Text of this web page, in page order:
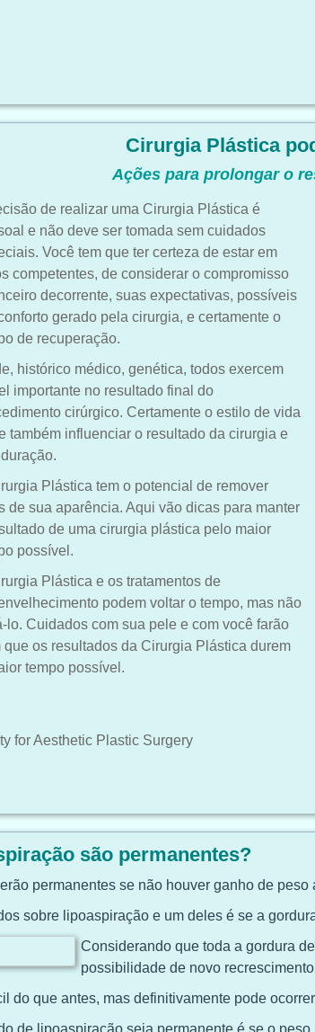
Cirurgia Plástica
Ações para prolongar o
de realizar uma Cirurgia Plástica é
e não deve ser tomada sem cuidados
Você tem que ter certeza de estar em
competentes, de considerar o compromisso
decorrente, suas expectativas, possíveis
gerado pela cirurgia, e certamente o
de recuperação.
histórico médico, genética, todos exercem
importante no resultado final do
cirúrgico. Certamente o estilo de vida
também influenciar o resultado da cirurgia e
Plástica tem o potencial de remover
de sua aparência. Aqui vão dicas para manter
de uma cirurgia plástica pelo maior
possível.
Plástica e os tratamentos de
podem voltar o tempo, mas não
lo. Cuidados com sua pele e com você farão
que os resultados da Cirurgia Plástica durem
tempo possível.
for Aesthetic Plastic Surgery
são permanentes?
permanentes se não houver ganho de peso
sobre lipoaspiração e um deles é se a
Considerando que toda a gordura
possibilidade de novo
do que antes, mas definitivamente pode
de lipoaspiração seja permanente é se o